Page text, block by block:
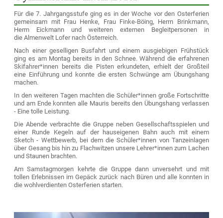
Für die 7. Jahrgangsstufe ging es in der Woche vor den Osterferien
gemeinsam mit Frau Henke, Frau Finke-Böing, Herrn Brinkmann,
Herrn Eickmann und weiteren externen Begleitpersonen in
die Almenwelt Lofer nach Österreich.
Nach einer geselligen Busfahrt und einem ausgiebigen Frühstück
ging es am Montag bereits in den Schnee. Während die erfahrenen
Skifahrer*innen bereits die Pisten erkundeten, erhielt der Großteil
eine Einführung und konnte die ersten Schwünge am Übungshang
machen.
In den weiteren Tagen machten die Schüler*innen große Fortschritte
und am Ende konnten alle Mauris bereits den Übungshang verlassen
- Eine tolle Leistung.
Die Abende verbrachte die Gruppe neben Gesellschaftsspielen und
einer Runde Kegeln auf der hauseigenen Bahn auch mit einem
Sketch - Wettbewerb, bei dem die Schüler*innen von Tanzeinlagen
über Gesang bis hin zu Flachwitzen unsere Lehrer*innen zum Lachen
und Staunen brachten.
Am Samstagmorgen kehrte die Gruppe dann unversehrt und mit
tollen Erlebnissen im Gepäck zurück nach Büren und alle konnten in
die wohlverdienten Osterferien starten.